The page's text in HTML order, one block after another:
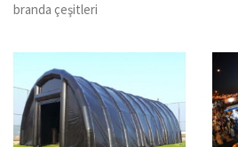
branda çeşitleri